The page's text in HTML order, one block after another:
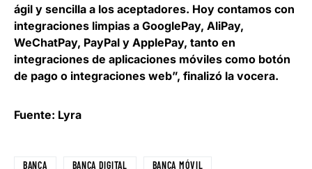
ágil y sencilla a los aceptadores. Hoy contamos con
integraciones limpias a GooglePay, AliPay,
WeChatPay, PayPal y ApplePay, tanto en
integraciones de aplicaciones móviles como botón
de pago o integraciones web”, finalizó la vocera.
Fuente: Lyra
BANCA BANCA DIGITAL BANCA MÓVIL